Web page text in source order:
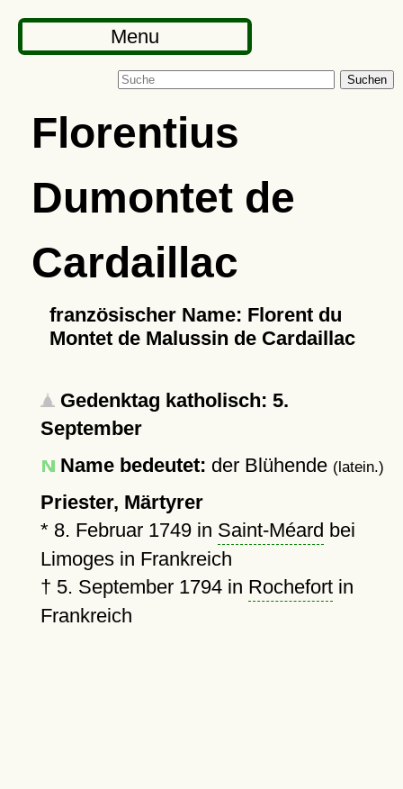
Menu
Suchen
Florentius
Dumontet de
Cardaillac
französischer Name: Florent du
Montet de Malussin de Cardaillac
Gedenktag katholisch: 5.
September
Name bedeutet: der Blühende (latein.)
Priester, Märtyrer
* 8. Februar 1749in Saint-Méard bei
Limoges in Frankreich
† 5. September 1794in Rochefortin
Frankreich